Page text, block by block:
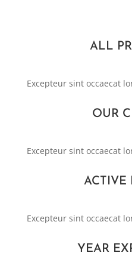
ALL
Excepteur sint occaecat
OUR
Excepteur sint occaecat
ACTIVE
Excepteur sint occaecat
YEAR